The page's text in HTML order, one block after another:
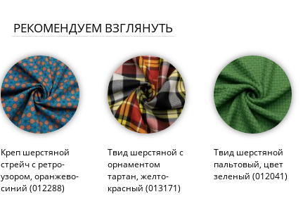
РЕКОМЕНДУЕМ ВЗГЛЯНУТЬ
Креп шерстяной
стрейч с ретро-
узором, оранжево-
синий (012288)
Твид шерстяной с
орнаментом
тартан, желто-
красный (013171)
Твид шерстяной
пальтовый, цвет
зеленый (012041)